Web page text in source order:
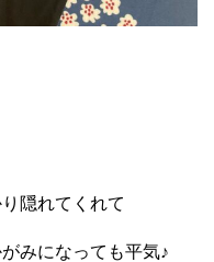
隠れてくれて
みになっても平気♪